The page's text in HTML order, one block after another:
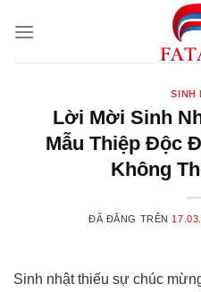
đến
SINH
Lời Mời Sinh
Mẫu Thiệp Độc
Không
ĐÃ ĐĂNG TRÊN
Sinh nhật thiếu sự chúc